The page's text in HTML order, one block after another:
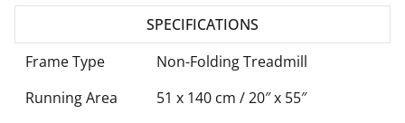
SPECIFICATIONS
Frame Type
Non-Folding Treadmill
Running Area
51 x 140 cm / 20″ x 55″